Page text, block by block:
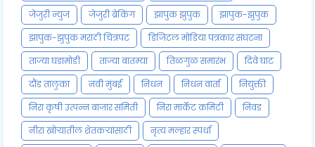
जेजुरी न्युज
जेजुरी ब्रेकिंग झापुक झुपुक
झापुक-झुपुक
झापुक-झुपुक मराठी चित्रपट
डिजिटल मोडिया पत्रकार संघटना
ताज्या घडामोडी
ताज्या बातम्या तिळगुळ समारंभ
दिवे घाट
दौंड तालुका
नवी मुंबई निधन निधन वार्ता
नियुक्ती
निरा कृषी उत्पन्न बाजार समिती
निरा मार्केट कमिटी
निवड
नीरा खोऱ्यातील शेतकऱ्यांसाठी
नृत्य मल्हार स्पर्धा